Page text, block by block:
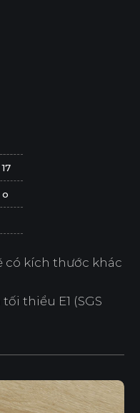
17
o
có kích thước khác
thiểu E1 (SGS